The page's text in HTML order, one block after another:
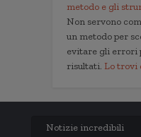
metodo e gli
Non servono
un metodo per
evitare gli errori
risultati. Lo trovi
Notizie incredibili